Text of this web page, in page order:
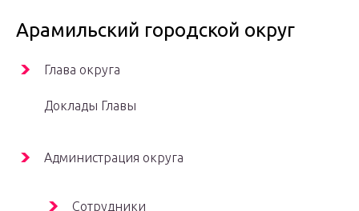
Арамильский городской округ
Глава округа
Доклады Главы
Администрация округа
Сотрудники